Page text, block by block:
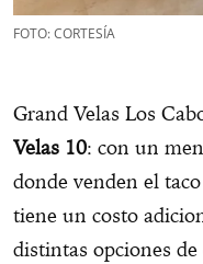
FOTO: CORTESÍA
Grand Velas Los
Velas 10: con un
donde venden el
tiene un costo
distintas opciones